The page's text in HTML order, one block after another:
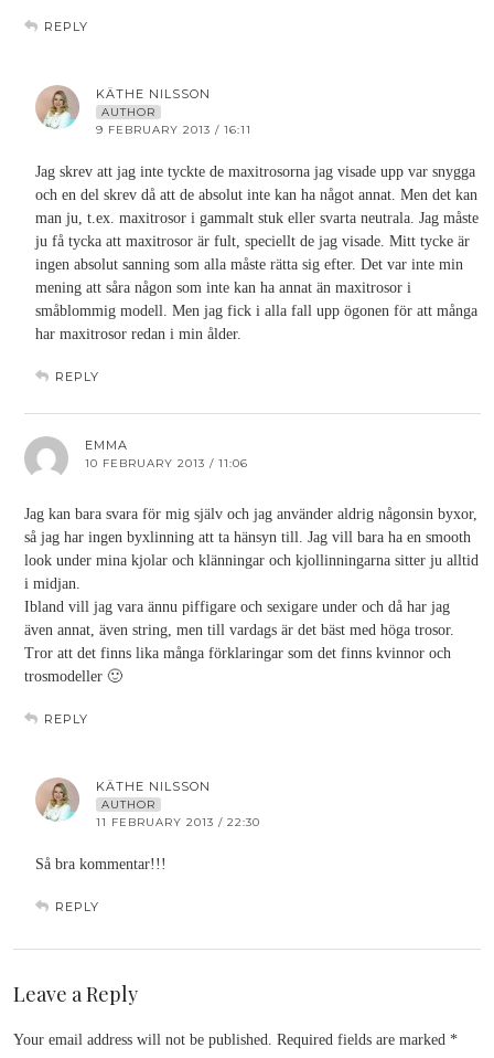
REPLY
KÄTHE NILSSON
AUTHOR
9 FEBRUARY 2013 / 16:11
Jag skrev att jag inte tyckte de maxitrosorna jag visade upp var snygga
och en del skrev då att de absolut inte kan ha något annat. Men det kan
man ju, t.ex. maxitrosor i gammalt stuk eller svarta neutrala. Jag måste
ju få tycka att maxitrosor är fult, speciellt de jag visade. Mitt tycke är
ingen absolut sanning som alla måste rätta sig efter. Det var inte min
mening att såra någon som inte kan ha annat än maxitrosor i
småblommig modell. Men jag fick i alla fall upp ögonen för att många
har maxitrosor redan i min ålder.
REPLY
EMMA
10 FEBRUARY 2013 / 11:06
Jag kan bara svara för mig själv och jag använder aldrig någonsin byxor,
så jag har ingen byxlinning att ta hänsyn till. Jag vill bara ha en smooth
look under mina kjolar och klänningar och kjollinningarna sitter ju alltid
i midjan.
Ibland vill jag vara ännu piffigare och sexigare under och då har jag
även annat, även string, men till vardags är det bäst med höga trosor.
Tror att det finns lika många förklaringar som det finns kvinnor och
trosmodeller 🙂
REPLY
KÄTHE NILSSON
AUTHOR
11 FEBRUARY 2013 / 22:30
Så bra kommentar!!!
REPLY
Leave a Reply
Your email address will not be published. Required fields are marked *